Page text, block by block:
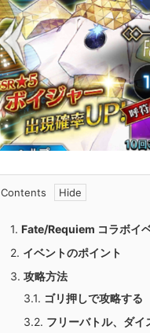
Contents
1. Fate/Requiem コラボイ
2. イベントのポイント
3. 攻略方法
3.1. ゴリ押しで攻略する
3.2. フリーバトル、ダイ